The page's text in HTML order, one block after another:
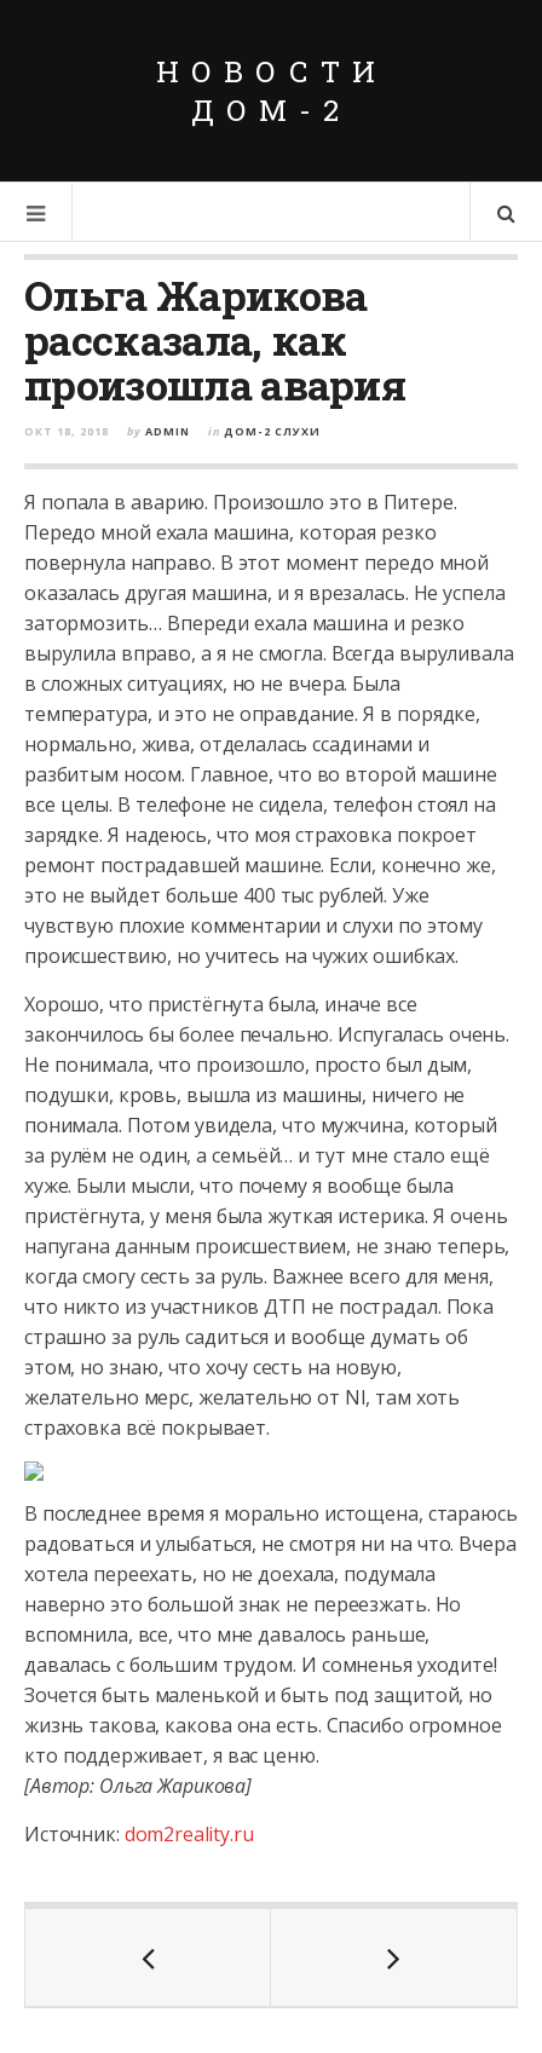
НОВОСТИ
ДОМ-2
Ольга Жарикова
рассказала, как
произошла авария
ОКТ 18, 2018 by ADMIN in ДОМ-2 СЛУХИ
Я попала в аварию. Произошло это в Питере.
Передо мной ехала машина, которая резко
повернула направо. В этот момент передо мной
оказалась другая машина, и я врезалась. Не успела
затормозить… Впереди ехала машина и резко
вырулила вправо, а я не смогла. Всегда выруливала
в сложных ситуациях, но не вчера. Была
температура, и это не оправдание. Я в порядке,
нормально, жива, отделалась ссадинами и
разбитым носом. Главное, что во второй машине
все целы. В телефоне не сидела, телефон стоял на
зарядке. Я надеюсь, что моя страховка покроет
ремонт пострадавшей машине. Если, конечно же,
это не выйдет больше 400 тыс рублей. Уже
чувствую плохие комментарии и слухи по этому
происшествию, но учитесь на чужих ошибках.
Хорошо, что пристёгнута была, иначе все
закончилось бы более печально. Испугалась очень.
Не понимала, что произошло, просто был дым,
подушки, кровь, вышла из машины, ничего не
понимала. Потом увидела, что мужчина, который
за рулём не один, а семьёй… и тут мне стало ещё
хуже. Были мысли, что почему я вообще была
пристёгнута, у меня была жуткая истерика. Я очень
напугана данным происшествием, не знаю теперь,
когда смогу сесть за руль. Важнее всего для меня,
что никто из участников ДТП не пострадал. Пока
страшно за руль садиться и вообще думать об
этом, но знаю, что хочу сесть на новую,
желательно мерс, желательно от Nl, там хоть
страховка всё покрывает.
В последнее время я морально истощена, стараюсь
радоваться и улыбаться, не смотря ни на что. Вчера
хотела переехать, но не доехала, подумала
наверно это большой знак не переезжать. Но
вспомнила, все, что мне давалось раньше,
давалась с большим трудом. И сомненья уходите!
Зочется быть маленькой и быть под защитой, но
жизнь такова, какова она есть. Спасибо огромное
кто поддерживает, я вас ценю.
[Автор: Ольга Жарикова]
Источник: dom2reality.ru